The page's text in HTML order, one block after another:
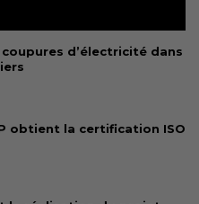
d’électricité dans
obtient la certification ISO